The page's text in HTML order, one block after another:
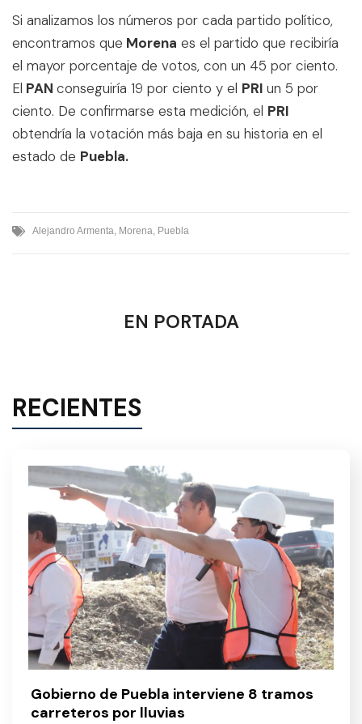
Si analizamos los números por cada partido político,
encontramos que Morena es el partido que recibiría
el mayor porcentaje de votos, con un 45 por ciento.
El PAN conseguiría 19 por ciento y el PRI un 5 por
ciento. De confirmarse esta medición, el PRI
obtendría la votación más baja en su historia en el
estado de Puebla.
Alejandro Armenta, Morena, Puebla
EN PORTADA
RECIENTES
Gobierno de Puebla interviene 8 tramos
carreteros por lluvias